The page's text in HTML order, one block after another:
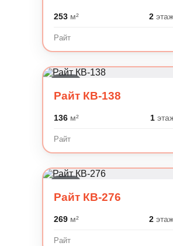
253м² 2
Райт
Райт КВ-138
136м² 1
Райт
Райт КВ-276
269м² 2
Райт